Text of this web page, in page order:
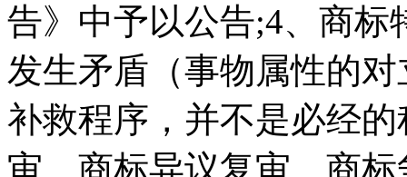
告》中予以公告;4、商标
发生矛盾（事物属性的
补救程序，并不是必经
审、商标异议复审、商